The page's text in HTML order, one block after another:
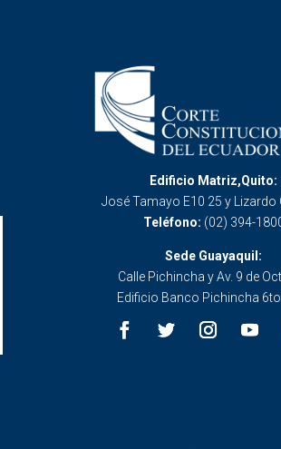
Edificio Matriz,Quito:
José Tamayo E10 25 y Lizardo
Teléfono: (02) 394-
Sede Guayaquil:
Calle Pichincha y Av. 9 de
Edificio Banco Pichincha